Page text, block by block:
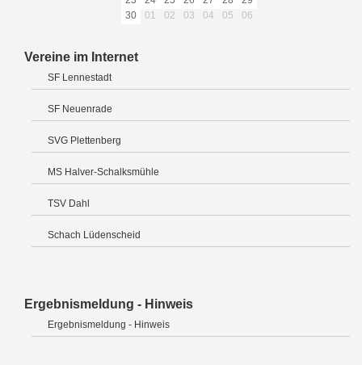
30
01 02 03 04 05 06
Vereine im Internet
SF Lennestadt
SF Neuenrade
SVG Plettenberg
MS Halver-Schalksmühle
TSV Dahl
Schach Lüdenscheid
Ergebnismeldung - Hinweis
Ergebnismeldung - Hinweis